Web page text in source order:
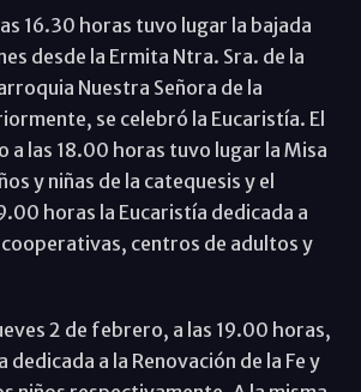
16.30 horas tuvo lugar la bajada
desde la Ermita Ntra. Sra. de la
Nuestra Señora de la
se celebró la Eucaristía. El
a las 18.00 horas tuvo lugar la Misa
y niñas de la catequesis y el
horas la Eucaristía dedicada a
cooperativas, centros de adultos y
2 de febrero, a las 19.00 horas,
dedicada a la Renovación de la Fe y